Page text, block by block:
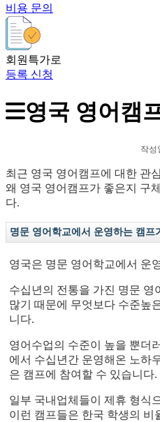
비용 문의
회원특가로
등록 신청
영국 영어캠
작성
최근 영국 영어캠프에 대한 관
왜 영국 영어캠프가 좋은지 구
다.
명문 영어학교에서 운영하는 캠프
영국은 명문 영어학교에서 운
수십년의 전통을 가진 명문
많기 때문에 무엇보다 수준높
니다.
영어수업의 수준이 높을 뿐더
에서 수십년간 운영해온 노하
은 캠프에 참여할 수 있습니다.
일부 국내업체들이 제휴 형식
이런 캠프들은 한국 학생의 비